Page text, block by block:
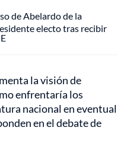
de Abelardo de la
electo tras recibir
la visión de
enfrentaría los
nacional en eventual
en el debate de